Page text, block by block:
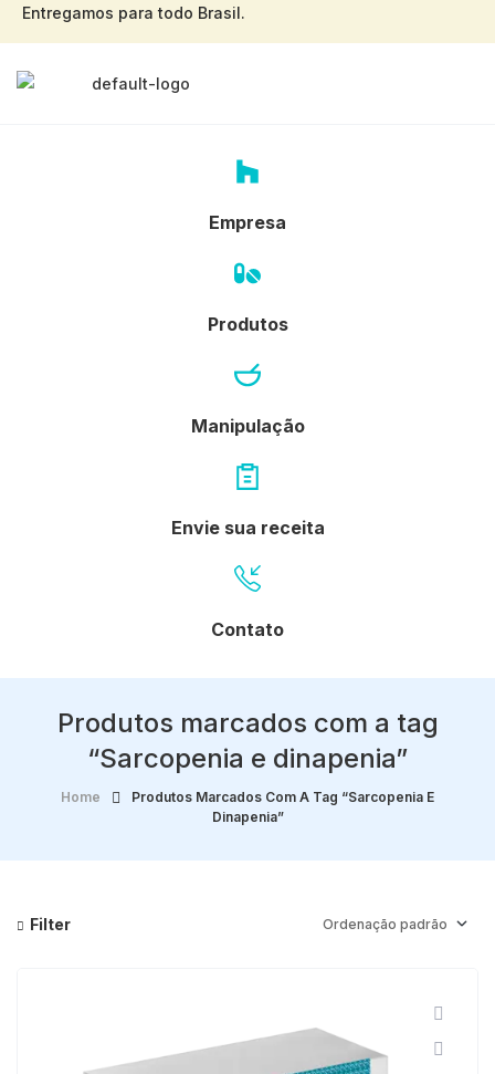
Entregamos para todo Brasil.
Empresa
Produtos
Manipulação
Envie sua receita
Contato
Produtos marcados com a tag
“Sarcopenia e dinapenia”
Home
Produtos Marcados Com A Tag “Sarcopenia E
Dinapenia”
Filter